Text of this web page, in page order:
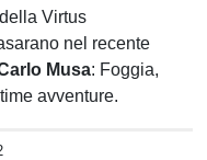
Virtus
nel recente
Musa: Foggia,
avventure.